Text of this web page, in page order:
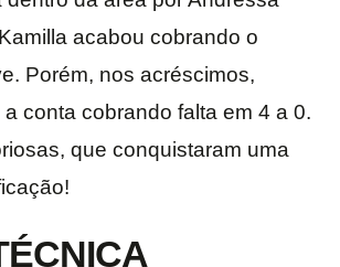
acabou cobrando o
Porém, nos acréscimos,
conta cobrando falta em 4 a 0.
que conquistaram uma